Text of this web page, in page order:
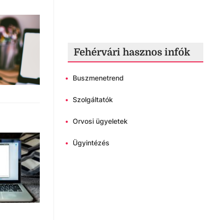
Fehérvári hasznos infók
• Buszmenetrend
• Szolgáltatók
• Orvosi ügyeletek
• Ügyintézés